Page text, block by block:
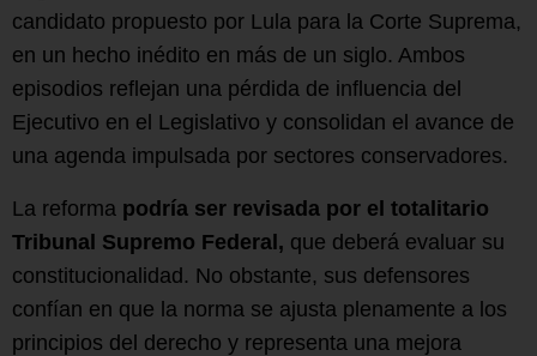
candidato propuesto por Lula para la Corte Suprema,
en un hecho inédito en más de un siglo. Ambos
episodios reflejan una pérdida de influencia del
Ejecutivo en el Legislativo y consolidan el avance de
una agenda impulsada por sectores conservadores.
La reforma podría ser revisada por el totalitario
Tribunal Supremo Federal, que deberá evaluar su
constitucionalidad. No obstante, sus defensores
confían en que la norma se ajusta plenamente a los
principios del derecho y representa una mejora